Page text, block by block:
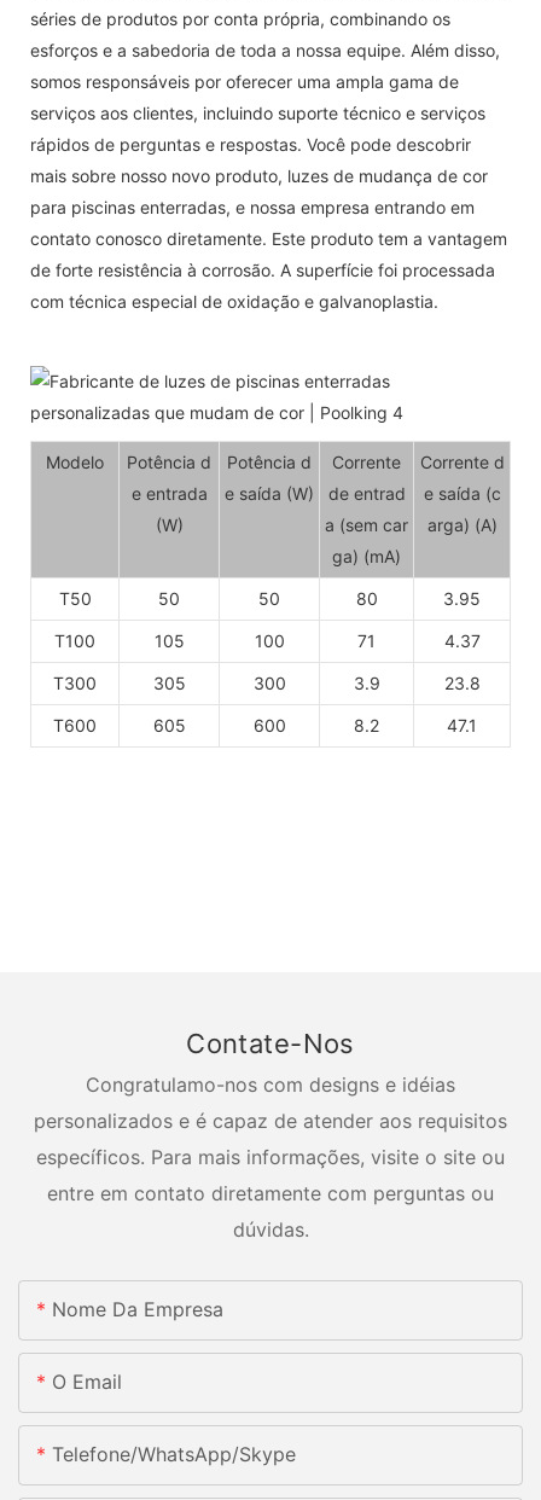
séries de produtos por conta própria, combinando os
esforços e a sabedoria de toda a nossa equipe. Além disso,
somos responsáveis ​​por oferecer uma ampla gama de
serviços aos clientes, incluindo suporte técnico e serviços
rápidos de perguntas e respostas. Você pode descobrir
mais sobre nosso novo produto, luzes de mudança de cor
para piscinas enterradas, e nossa empresa entrando em
contato conosco diretamente. Este produto tem a vantagem
de forte resistência à corrosão. A superfície foi processada
com técnica especial de oxidação e galvanoplastia.
Modelo
Potência d
e entrada
(W)
Potência d
e saída (W)
Corrente
de entrad
a (sem car
ga) (mA)
Corrente d
e saída (c
arga) (A)
T50 50 50 80 3.95
T100 105 100 71 4.37
T300 305 300 3.9 23.8
T600 605 600 8.2 47.1
Contate-Nos
Congratulamo-nos com designs e idéias
personalizados e é capaz de atender aos requisitos
específicos. Para mais informações, visite o site ou
entre em contato diretamente com perguntas ou
dúvidas.
Nome Da Empresa
O Email
Telefone/whatsApp/skype